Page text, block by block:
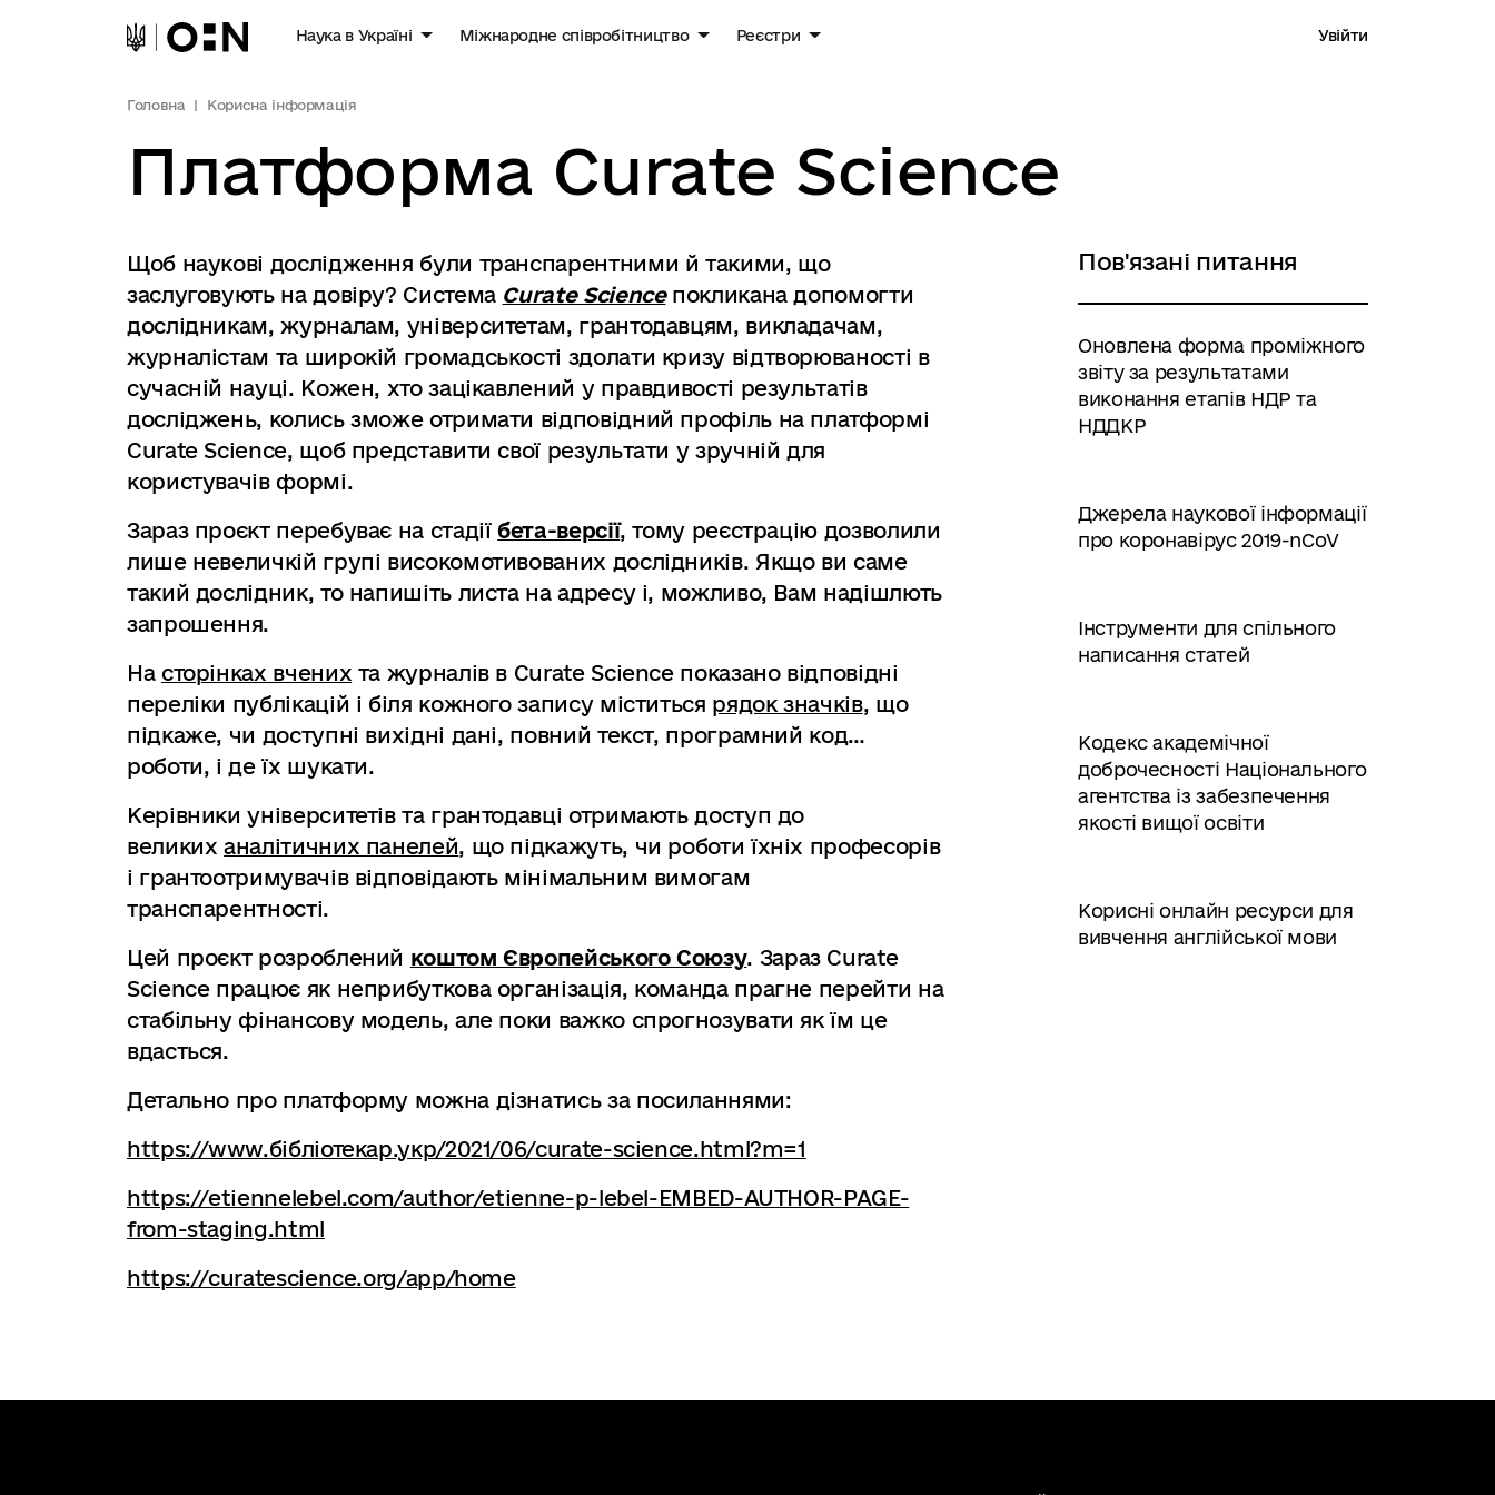
Наука в Україні Міжнародне співробітництво Реєстри Увійти
Головна Корисна інформація
Платформа Curate Science
Щоб наукові дослідження були транспарентними й такими, що
заслуговують на довіру? Система Curate Scienceпокликана допомогти
дослідникам, журналам, університетам, грантодавцям, викладачам,
журналістам та широкій громадськості здолати кризу відтворюваності в
сучасній науці. Кожен, хто зацікавлений у правдивості результатів
досліджень, колись зможе отримати відповідний профіль на платформі
Curate Science, щоб представити свої результати у зручній для
користувачів формі.
Зараз проєкт перебуває на стадіїбета-версії, тому реєстрацію дозволили
лише невеличкій групі високомотивованих дослідників. Якщо ви саме
такий дослідник, то напишіть листа на адресу і, можливо, Вам надішлють
запрошення.
На сторінках вчених та журналів в Curate Science показано відповідні
переліки публікацій і біля кожного запису міститься рядок значків, що
підкаже, чи доступні вихідні дані, повний текст, програмний код…
роботи, і де їх шукати.
Керівники університетів та грантодавці отримають доступ до
великиханалітичних панелей, що підкажуть, чи роботи їхніх професорів
і грантоотримувачів відповідають мінімальним вимогам
транспарентності.
Цей проєкт розроблений коштом Європейського Союзу. Зараз Curate
Science працює як неприбуткова організація, команда прагне перейти на
стабільну фінансову модель, але поки важко спрогнозувати як їм це
вдасться.
Детально про платформу можна дізнатись за посиланнями:
https://www.бібліотекар.укр/2021/06/curate-science.html?m=1
https://etiennelebel.com/author/etienne-p-lebel-EMBED-AUTHOR-PAGE-
from-staging.html
https://curatescience.org/app/home
Пов'язані питання
Оновлена форма проміжного
звіту за результатами
виконання етапів НДР та
НДДКР
Джерела наукової інформації
про коронавірус 2019-nCoV
Інструменти для спільного
написання статей
Кодекс академічної
доброчесності Національного
агентства із забезпечення
якості вищої освіти
Корисні онлайн ресурси для
вивчення англійської мови